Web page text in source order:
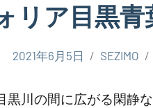
リア目黒青
2021年6月5日 SEZIMO
黒川の間に広がる閑静